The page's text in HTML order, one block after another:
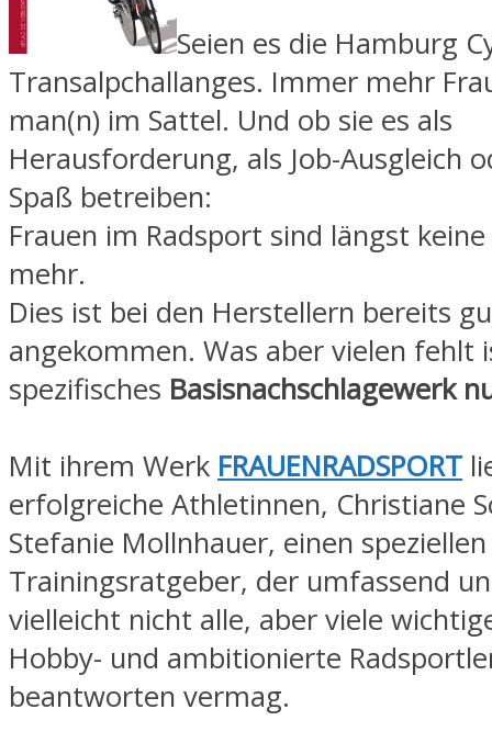
Seien es die Hamburg
Transalpchallanges. Immer mehr
man(n) im Sattel. Und ob sie es als
Herausforderung, als Job-Ausgleich
Spaß betreiben:
Frauen im Radsport sind längst
mehr.
Dies ist bei den Herstellern bereits
angekommen. Was aber vielen fehlt
spezifisches Basisnachschlagewerk
Mit ihrem Werk FRAUENRADSPORT
erfolgreiche Athletinnen, Christiane
Stefanie Mollnhauer, einen speziellen
Trainingsratgeber, der umfassend
vielleicht nicht alle, aber viele
Hobby- und ambitionierte
beantworten vermag.